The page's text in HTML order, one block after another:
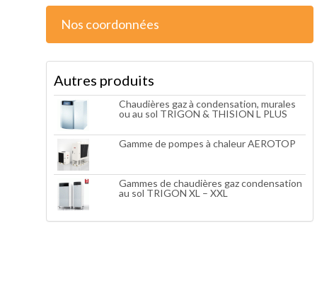
Nos coordonnées
Autres produits
Chaudières gaz à condensation, murales
ou au sol TRIGON & THISION L PLUS
Gamme de pompes à chaleur AEROTOP
Gammes de chaudières gaz condensation
au sol TRIGON XL – XXL